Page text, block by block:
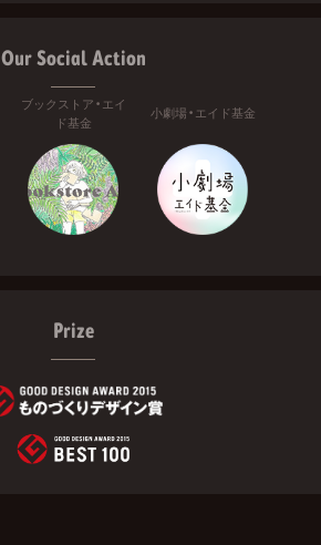
Our Social Action
ブックストア・エイ
ド基金
小劇場・エイド基金
Prize